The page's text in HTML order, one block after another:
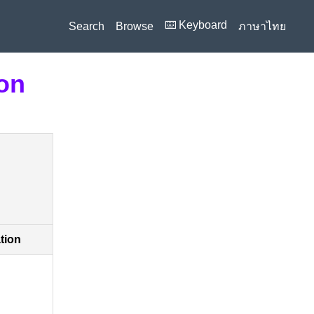
Search Browse ⌨️ Keyboard ภาษาไทย